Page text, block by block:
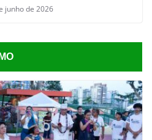
junho de 2026